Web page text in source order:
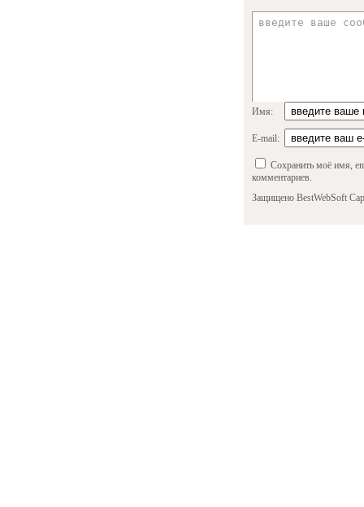
Имя:
E-mail:
Сохранить моё имя,
комментариев.
Защищено BestWebSoft